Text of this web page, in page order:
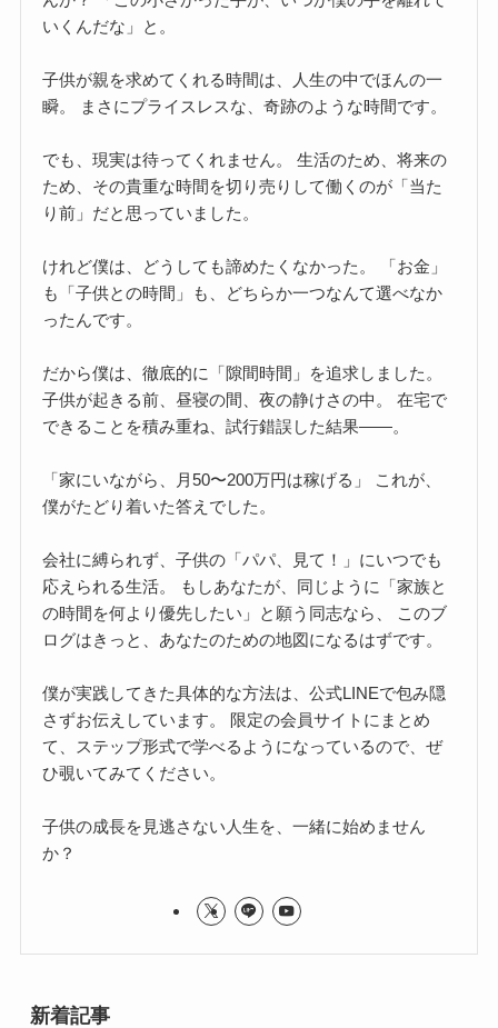
いくんだな」と。
子供が親を求めてくれる時間は、人生の中でほんの一
瞬。 まさにプライスレスな、奇跡のような時間です。
でも、現実は待ってくれません。 生活のため、将来の
ため、その貴重な時間を切り売りして働くのが「当た
り前」だと思っていました。
けれど僕は、どうしても諦めたくなかった。 「お金」
も「子供との時間」も、どちらか一つなんて選べなか
ったんです。
だから僕は、徹底的に「隙間時間」を追求しました。
子供が起きる前、昼寝の間、夜の静けさの中。 在宅で
できることを積み重ね、試行錯誤した結果――。
「家にいながら、月50〜200万円は稼げる」 これが、
僕がたどり着いた答えでした。
会社に縛られず、子供の「パパ、見て！」にいつでも
応えられる生活。 もしあなたが、同じように「家族と
の時間を何より優先したい」と願う同志なら、 このブ
ログはきっと、あなたのための地図になるはずです。
僕が実践してきた具体的な方法は、公式LINEで包み隠
さずお伝えしています。 限定の会員サイトにまとめ
て、ステップ形式で学べるようになっているので、ぜ
ひ覗いてみてください。
子供の成長を見逃さない人生を、一緒に始めません
か？
新着記事